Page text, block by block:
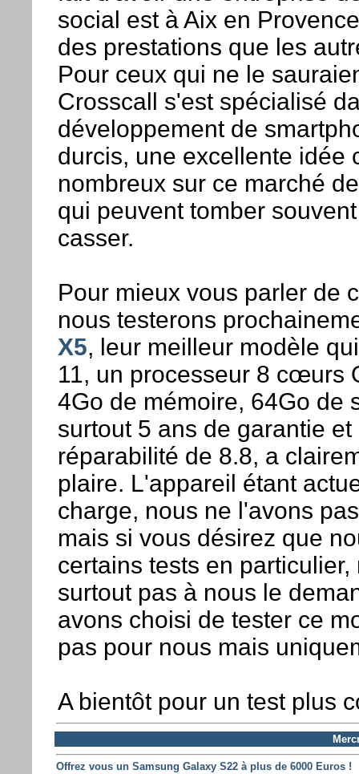
social est à Aix en
des prestations que les
Pour ceux qui ne le
Crosscall s'est spécialisé
développement de
durcis, une excellente idée
nombreux sur ce marché
qui peuvent tomber
casser.
Pour mieux vous parler de
nous testerons
X5, leur meilleur modèle
11, un processeur 8 cœurs
4Go de mémoire, 64Go de
surtout 5 ans de garantie
réparabilité de 8.8, a
plaire. L'appareil étant
charge, nous ne l'avons
mais si vous désirez que
certains tests en particulier,
surtout pas à nous le
avons choisi de tester ce
pas pour nous mais
A bientôt pour un test plus
Offrez vous un Samsung Galaxy S22 à plus de 6000 Euros !